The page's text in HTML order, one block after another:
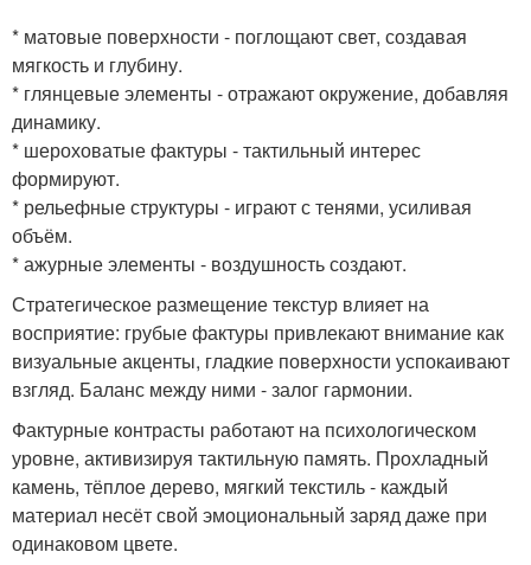
* матовые поверхности - поглощают свет, создавая
мягкость и глубину.
* глянцевые элементы - отражают окружение, добавляя
динамику.
* шероховатые фактуры - тактильный интерес
формируют.
* рельефные структуры - играют с тенями, усиливая
объём.
* ажурные элементы - воздушность создают.
Стратегическое размещение текстур влияет на
восприятие: грубые фактуры привлекают внимание как
визуальные акценты, гладкие поверхности успокаивают
взгляд. Баланс между ними - залог гармонии.
Фактурные контрасты работают на психологическом
уровне, активизируя тактильную память. Прохладный
камень, тёплое дерево, мягкий текстиль - каждый
материал несёт свой эмоциональный заряд даже при
одинаковом цвете.